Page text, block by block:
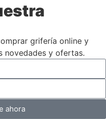
grifería online y
novedades y ofertas.
ahora